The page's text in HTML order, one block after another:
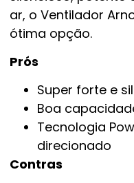
ar, o Ventilador
ótima opção.
Prós
Super forte e
Boa
Tecnologia
direcionado
Contras